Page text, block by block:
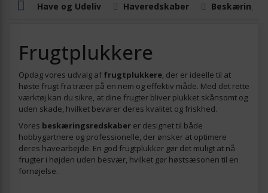
Have og Udeliv Haveredskaber
Frugtplukkere
Opdag vores udvalg af frugtplukkere, der er ideelle til at
høste frugt fra træer på en nem og effektiv måde. Med det rette
værktøj kan du sikre, at dine frugter bliver plukket skånsomt og
uden skade, hvilket bevarer deres kvalitet og friskhed.
Vores beskæringsredskaber er designet til både
hobbygartnere og professionelle, der ønsker at optimere
deres havearbejde. En god frugtplukker gør det muligt at nå
frugter i højden uden besvær, hvilket gør høstsæsonen til en
fornøjelse.